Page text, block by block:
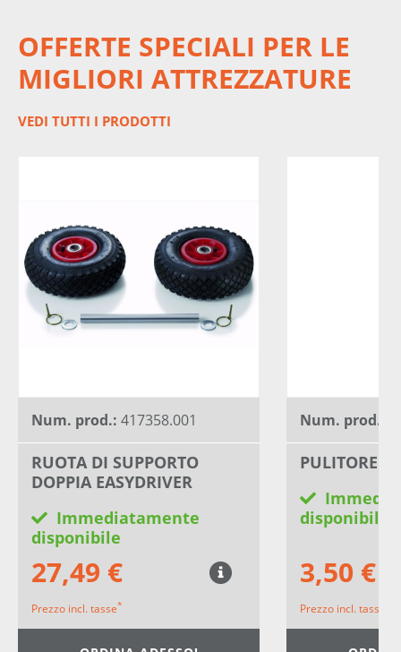
OFFERTE SPECIALI PER LE
MIGLIORI ATTREZZATURE
VEDI TUTTI I PRODOTTI
Num. prod.: 417358.001
RUOTA DI SUPPORTO
DOPPIA EASYDRIVER
Immediatamente
disponibile
27,49 €
Prezzo incl. tasse*
Num. prod.:
PULITORE
disponibile
3,50 €
Prezzo incl. tasse